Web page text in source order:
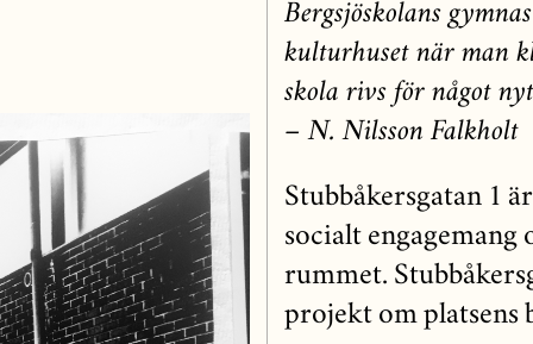
Bergsjöskolans
kulturhuset när man
skola rivs för något
– N. Nilsson Falkholt
Stubbåkersgatan 1
socialt
rummet.
projekt om platsens